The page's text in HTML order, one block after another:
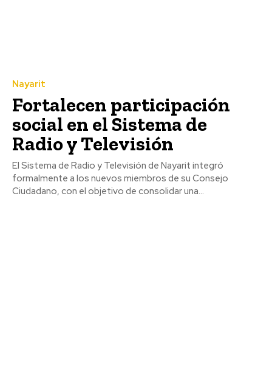
Nayarit
Fortalecen participación
social en el Sistema de
Radio y Televisión
El Sistema de Radio y Televisión de Nayarit integró
formalmente a los nuevos miembros de su Consejo
Ciudadano, con el objetivo de consolidar una...